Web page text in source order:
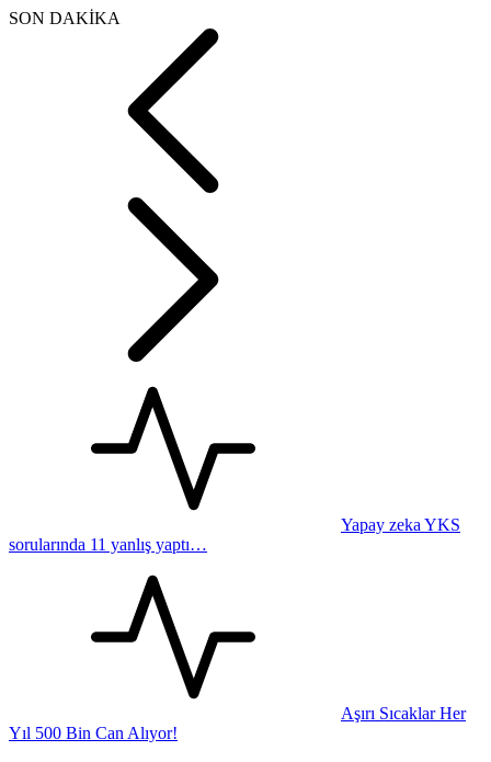
SON DAKİKA
Yapay zeka YKS
sorularında 11 yanlış yaptı…
Aşırı Sıcaklar Her
Yıl 500 Bin Can Alıyor!